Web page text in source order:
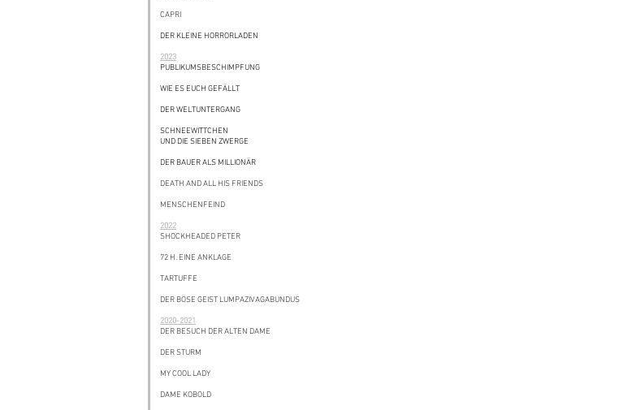
CAPRI
DER KLEINE HORRORLADEN
2023
PUBLIKUMSBESCHIMPFUNG
WIE ES EUCH GEFÄLLT
DER WELTUNTERGANG
SCHNEEWITTCHEN
UND DIE SIEBEN ZWERGE
DER BAUER ALS MILLIONÄR
DEATH AND ALL HIS FRIENDS
MENSCHENFEIND
2022
SHOCKHEADED PETER
72 H. EINE ANKLAGE
TARTUFFE
DER BÖSE GEIST LUMPAZIVAGABUNDUS
2020-2021
DER BESUCH DER ALTEN DAME
DER STURM
MY COOL LADY
DAME KOBOLD